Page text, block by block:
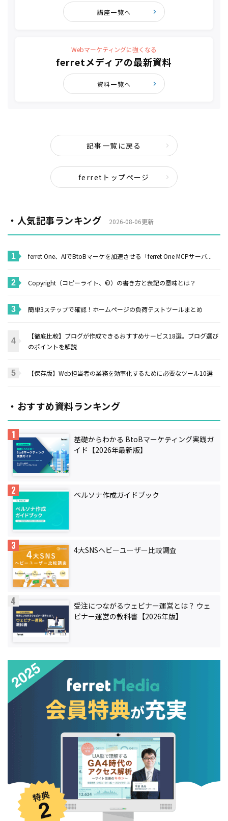
講座一覧へ
Webマーケティングに強くなる
ferretメディアの最新資料
資料一覧へ
記事一覧に戻る
ferretトップページ
・人気記事ランキング 2026-08-06更新
ferret One、AIでBtoBマーケを加速させる「ferret One MCPサーバ...
Copyright（コピーライト、©）の書き方と表記の意味とは？
簡単3ステップで確認！ホームページの負荷テストツールまとめ
【徹底比較】ブログが作成できるおすすめサービス18選。ブログ選び
のポイントを解説
【保存版】Web担当者の業務を効率化するために必要なツール10選
・おすすめ資料ランキング
基礎からわかる BtoBマーケティング実践ガ
イド【2026年最新版】
ペルソナ作成ガイドブック
4大SNSヘビーユーザー比較調査
受注につながるウェビナー運営とは？ ウェ
ビナー運営の教科書【2026年版】